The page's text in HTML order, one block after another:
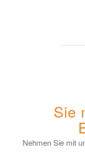
Sie
Nehmen Sie mit